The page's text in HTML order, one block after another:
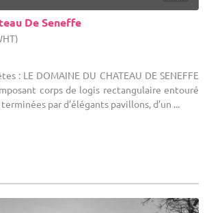
De Seneffe
: LE DOMAINE DU CHATEAU DE SENEFFE
corps de logis rectangulaire entouré
par d’élégants pavillons, d’un ...